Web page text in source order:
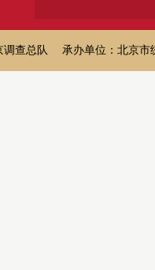
调查总队 承办单位：北京市